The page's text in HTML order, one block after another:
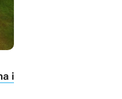
i